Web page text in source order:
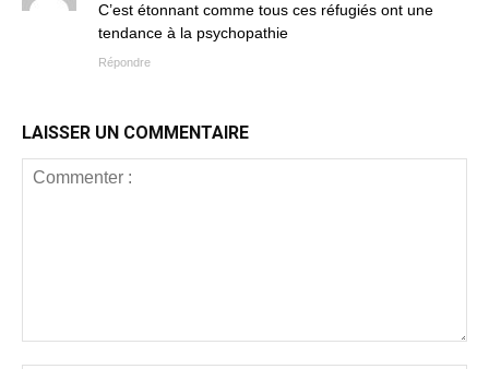
C’est étonnant comme tous ces réfugiés ont une
tendance à la psychopathie
Répondre
LAISSER UN COMMENTAIRE